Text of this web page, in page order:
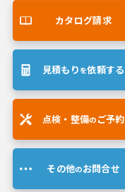
カタログ請求
見積もりを依頼する
点検・整備の ご予約
その他のお問合せ